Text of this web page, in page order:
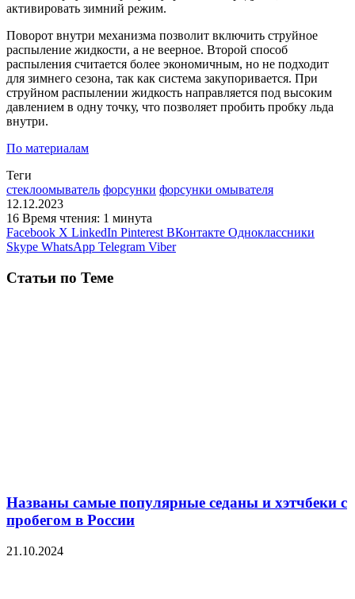
активировать зимний режим.
Поворот внутри механизма позволит включить струйное
распыление жидкости, а не веерное. Второй способ
распыления считается более экономичным, но не подходит
для зимнего сезона, так как система закупоривается. При
струйном распылении жидкость направляется под высоким
давлением в одну точку, что позволяет пробить пробку льда
внутри.
По материалам
Теги
стеклоомыватель форсунки форсунки омывателя
12.12.2023
16 Время чтения: 1 минута
Facebook X LinkedIn Pinterest ВКонтакте Одноклассники
Skype WhatsApp Telegram Viber
Статьи по Теме
Названы самые популярные седаны и хэтчбеки с
пробегом в России
21.10.2024